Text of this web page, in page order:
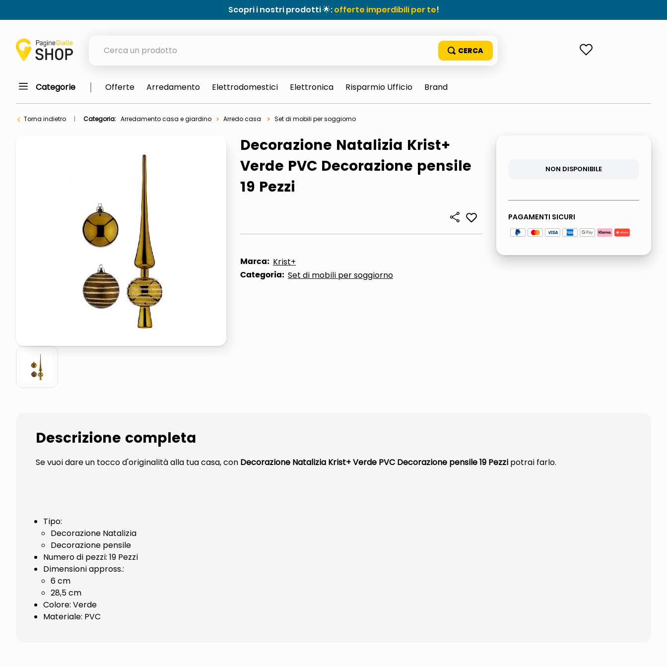
Scopri i nostri prodotti 🌟:offerte imperdibili per te!
orologio parete
ombrelloni
italia independent occhiali sole 0703 thin rotondo sun
lucidatrice pavimenti
pattumiera raccolta differenziata
asciuga capelli spazzola
Categorie Offerte Arredamento Elettrodomestici Elettronica Risparmio Ufficio Brand
Torna indietro Categoria: Arredamento casa e giardino Arredo casa Set di mobili per soggiorno
Decorazione Natalizia Krist+
Verde PVC Decorazione pensile
19 Pezzi
Marca: Krist+
Categoria: Set di mobili per soggiorno
NON DISPONIBILE
PAGAMENTI SICURI
Descrizione completa
Se vuoi dare un tocco d'originalità alla tua casa, con Decorazione Natalizia Krist+ Verde PVC Decorazione pensile 19 Pezzi potrai farlo.
Tipo:
Decorazione Natalizia
Decorazione pensile
Numero di pezzi: 19 Pezzi
Dimensioni appross.:
6 cm
28,5 cm
Colore: Verde
Materiale: PVC